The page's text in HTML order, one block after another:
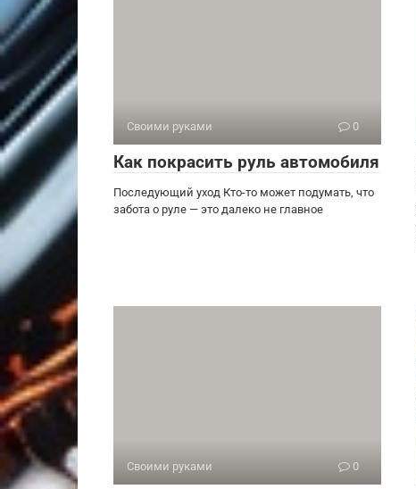
Своими руками 0
Как покрасить руль автомобиля
Последующий уход Кто-то может подумать, что
забота о руле — это далеко не главное
Своими руками 0